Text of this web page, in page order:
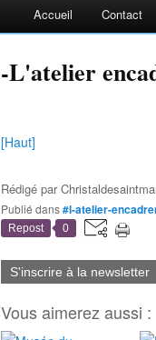
Accueil Contact
-L'atelier
[Haut]
Rédigé par
Publié dans#l-atelier-
Repost 0
S'inscrire à la newsletter
Vous aimerez aussi :